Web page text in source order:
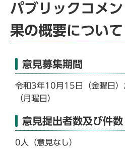
パブリックコメ
果の概要について
意見募集期間
令和3年10月15日（金曜日
（月曜日）
意見提出者数及び件数
0人（意見なし）